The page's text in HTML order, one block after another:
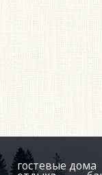
гостевые дома